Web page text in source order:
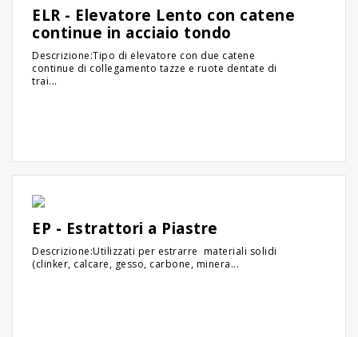
ELR - Elevatore Lento con catene
continue in acciaio tondo
Descrizione:Tipo di elevatore con due catene
continue di collegamento tazze e ruote dentate di
trai...
EP - Estrattori a Piastre
Descrizione:Utilizzati per estrarre materiali solidi
(clinker, calcare, gesso, carbone, minera...